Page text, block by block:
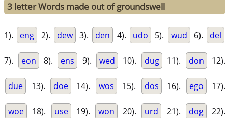
3 letter Words made out of groundswell
1). eng 2). dew 3). den 4). udo 5). wud 6). del
7). eon 8). ens 9). wed 10). dug 11). don 12).
due 13). doe 14). wos 15). dos 16). ego 17).
woe 18). use 19). won 20). urd 21). dog 22).